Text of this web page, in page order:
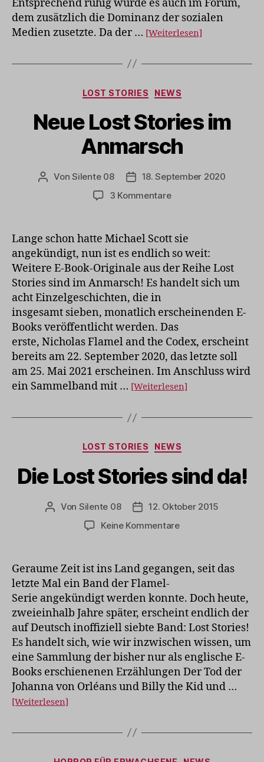
Entsprechend ruhig wurde es auch im Forum,
dem zusätzlich die Dominanz der sozialen
Medien zusetzte. Da der … [Weiterlesen]
Kategorien
LOST STORIES NEWS
Neue Lost Stories im
Anmarsch
Beitragsautor
VonSilente 08 Veröffentlichungsdatum
18. September 2020
3 Kommentarezu
Stories
Anmarsch
Lange schon hatte Michael Scott sie
angekündigt, nun ist es endlich so weit:
Weitere E-Book-Originale aus der Reihe Lost
Stories sind im Anmarsch! Es handelt sich um
acht Einzelgeschichten, die in
insgesamt sieben, monatlich erscheinenden E-
Books veröffentlicht werden. Das
erste, Nicholas Flamel and the Codex, erscheint
bereits am 22. September 2020, das letzte soll
am 25. Mai 2021 erscheinen. Im Anschluss wird
ein Sammelband mit … [Weiterlesen]
Kategorien
LOST STORIES NEWS
Die Lost Stories sind da!
Beitragsautor
Von Silente 08 Veröffentlichungsdatum
12. Oktober 2015
Keine Kommentarezu
Stories
sind
Geraume Zeit ist ins Land gegangen, seit das
letzte Mal ein Band der Flamel-
Serie angekündigt werden konnte. Doch heute,
zweieinhalb Jahre später, erscheint endlich der
auf Deutsch inoffiziell siebte Band: Lost Stories!
Es handelt sich, wie wir inzwischen wissen, um
eine Sammlung der bisher nur als englische E-
Books erschienenen Erzählungen Der Tod der
Johanna von Orléans und Billy the Kid und …
[Weiterlesen]
Kategorien